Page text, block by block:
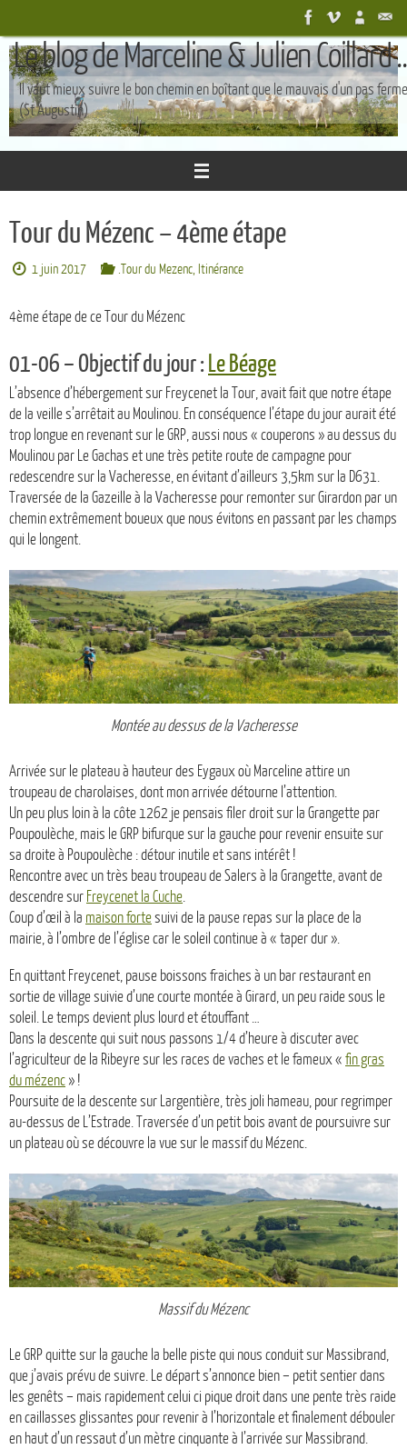
contenu
Le blog de Marceline & Julien Coillard
Il vaut mieux suivre le bon chemin en boîtant que le mauvais d'un pas ferme
(St Augustin)
Tour du Mézenc – 4ème étape
1 juin 2017 .Tour du Mezenc, Itinérance
4ème étape de ce Tour du Mézenc
01-06 – Objectif du jour : Le Béage
L’absence d’hébergement sur Freycenet la Tour, avait fait que notre étape
de la veille s’arrêtait au Moulinou. En conséquence l’étape du jour aurait été
trop longue en revenant sur le GRP, aussi nous « couperons » au dessus du
Moulinou par Le Gachas et une très petite route de campagne pour
redescendre sur la Vacheresse, en évitant d’ailleurs 3,5km sur la D631.
Traversée de la Gazeille à la Vacheresse pour remonter sur Girardon par un
chemin extrêmement boueux que nous évitons en passant par les champs
qui le longent.
Montée au dessus de la Vacheresse
Arrivée sur le plateau à hauteur des Eygaux où Marceline attire un
troupeau de charolaises, dont mon arrivée détourne l’attention.
Un peu plus loin à la côte 1262 je pensais filer droit sur la Grangette par
Poupoulèche, mais le GRP bifurque sur la gauche pour revenir ensuite sur
sa droite à Poupoulèche : détour inutile et sans intérêt !
Rencontre avec un très beau troupeau de Salers à la Grangette, avant de
descendre sur Freycenet la Cuche.
Coup d’œil à la maison fortesuivi de la pause repas sur la place de la
mairie, à l’ombre de l’église car le soleil continue à « taper dur ».
En quittant Freycenet, pause boissons fraiches à un bar restaurant en
sortie de village suivie d’une courte montée à Girard, un peu raide sous le
soleil. Le temps devient plus lourd et étouffant …
Dans la descente qui suit nous passons 1/4 d’heure à discuter avec
l’agriculteur de la Ribeyre sur les races de vaches et le fameux « fin gras
du mézenc » !
Poursuite de la descente sur Largentière, très joli hameau, pour regrimper
au-dessus de L’Estrade. Traversée d’un petit bois avant de poursuivre sur
un plateau où se découvre la vue sur le massif du Mézenc.
Massif du Mézenc
Le GRP quitte sur la gauche la belle piste qui nous conduit sur Massibrand,
que j’avais prévu de suivre. Le départ s’annonce bien – petit sentier dans
les genêts – mais rapidement celui ci pique droit dans une pente très raide
en caillasses glissantes pour revenir à l’horizontale et finalement débouler
en haut d’un ressaut d’un mètre cinquante à l’arrivée sur Massibrand.